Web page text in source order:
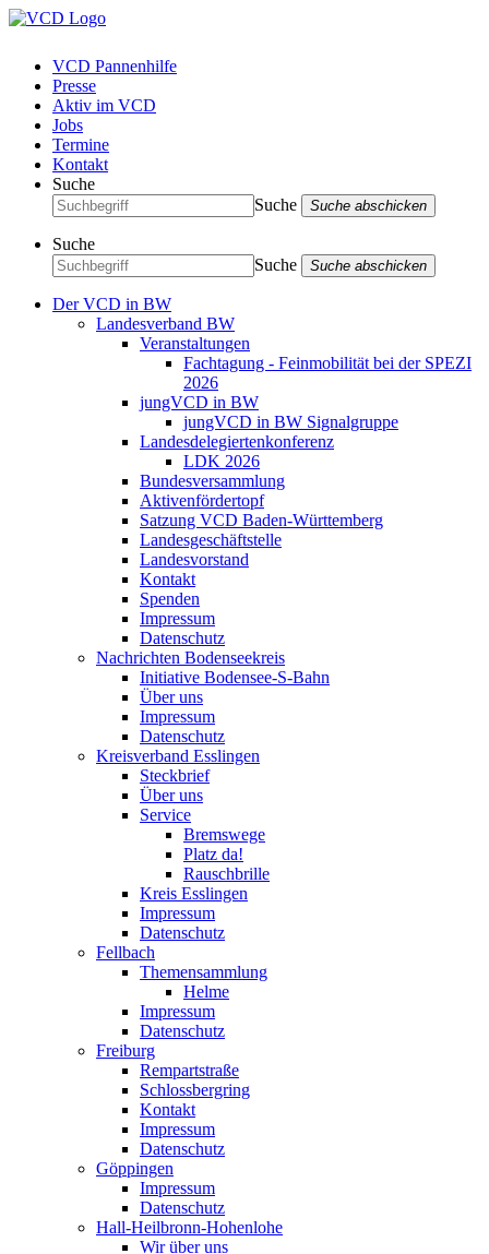
VCD Pannenhilfe
Presse
Aktiv im VCD
Jobs
Termine
Kontakt
Suche
Suche
Suche abschicken
Suche
Suche
Suche abschicken
Der VCD in BW
Landesverband BW
Veranstaltungen
Fachtagung - Feinmobilität bei der SPEZI
2026
jungVCD in BW
jungVCD in BW Signalgruppe
Landesdelegiertenkonferenz
LDK 2026
Bundesversammlung
Aktivenfördertopf
Satzung VCD Baden-Württemberg
Landesgeschäftstelle
Landesvorstand
Kontakt
Spenden
Impressum
Datenschutz
Nachrichten Bodenseekreis
Initiative Bodensee-S-Bahn
Über uns
Impressum
Datenschutz
Kreisverband Esslingen
Steckbrief
Über uns
Service
Bremswege
Platz da!
Rauschbrille
Kreis Esslingen
Impressum
Datenschutz
Fellbach
Themensammlung
Helme
Impressum
Datenschutz
Freiburg
Rempartstraße
Schlossbergring
Kontakt
Impressum
Datenschutz
Göppingen
Impressum
Datenschutz
Hall-Heilbronn-Hohenlohe
Wir über uns